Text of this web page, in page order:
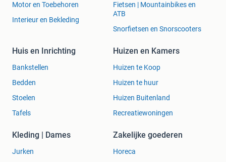
Motor en Toebehoren
Interieur en Bekleding
Fietsen | Mountainbikes en
ATB
Snorfietsen en Snorscooters
Huis en Inrichting
Bankstellen
Bedden
Stoelen
Tafels
Huizen en Kamers
Huizen te Koop
Huizen te huur
Huizen Buitenland
Recreatiewoningen
Kleding | Dames
Jurken
Zakelijke goederen
Horeca